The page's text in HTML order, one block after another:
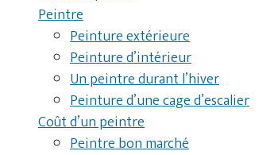
Peintre
Peinture extérieure
Peinture d’intérieur
Un peintre durant l’hiver
Peinture d’une cage d’escalier
Coût d’un peintre
Peintre bon marché